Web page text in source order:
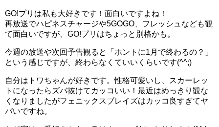
GO!プリは私も大好きです！面白いですよね！
再放送でハピネスチャージや5GOGO、フレッシュなども観
て面白いですが、GO!プリはちょっと別格かも。
今週の放送や次回予告観ると「ホントに1月で終わるの？」
という感じですが、終わらなくていいくらいです(^^;)
自分はトワちゃんが好きです。性格可愛いし、スカーレッ
トになったらズバ抜けてカッコいい！最近はめっきり観な
くなりましたがフェニックスブレイズはカッコ良すぎてヤ
バいですね。